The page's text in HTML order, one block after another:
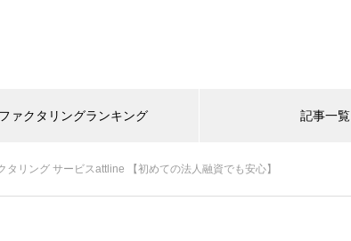
ァクタリングランキング 記事一覧
タリング サービスattline 【初めての法人融資でも安心】